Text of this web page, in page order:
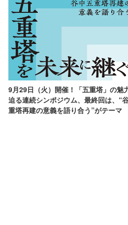
9月29日（火）開催！「五重塔」の魅
迫る連続シンポジウム、最終回は、“
重塔再建の意義を語り合う”がテーマ